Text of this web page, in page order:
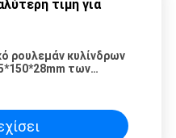
τιμή για
ρουλεμάν κυλίνδρων
των